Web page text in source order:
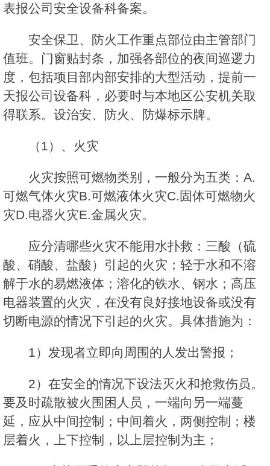
表报公司安全设备科备案。
安全保卫、防火工作重点部位由主管部门
值班。门窗贴封条，加强各部位的夜间巡逻力
度，包括项目部内部安排的大型活动，提前一
天报公司设备科，必要时与本地区公安机关取
得联系。设治安、防火、防爆标示牌。
（1）、火灾
火灾按照可燃物类别，一般分为五类：A.
可燃气体火灾B.可燃液体火灾C.固体可燃物火
灾D.电器火灾E.金属火灾。
应分清哪些火灾不能用水扑救：三酸（硫
酸、硝酸、盐酸）引起的火灾；轻于水和不溶
解于水的易燃液体；溶化的铁水、钢水；高压
电器装置的火灾，在没有良好接地设备或没有
切断电源的情况下引起的火灾。具体措施为：
1）发现者立即向周围的人发出警报；
2）在安全的情况下设法灭火和抢救伤员。
要及时疏散被火围困人员，一端向另一端蔓
延，应从中间控制；中间着火，两侧控制；楼
层着火，上下控制，以上层控制为主；